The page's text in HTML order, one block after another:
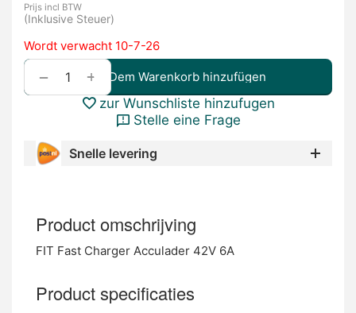
Prijs incl BTW
(Inklusive Steuer)
Wordt verwacht 10-7-26
+
− Dem Warenkorb hinzufügen
zur Wunschliste hinzufugen
Stelle eine Frage
Snelle levering
Product omschrijving
FIT Fast Charger Acculader 42V 6A
Product specificaties